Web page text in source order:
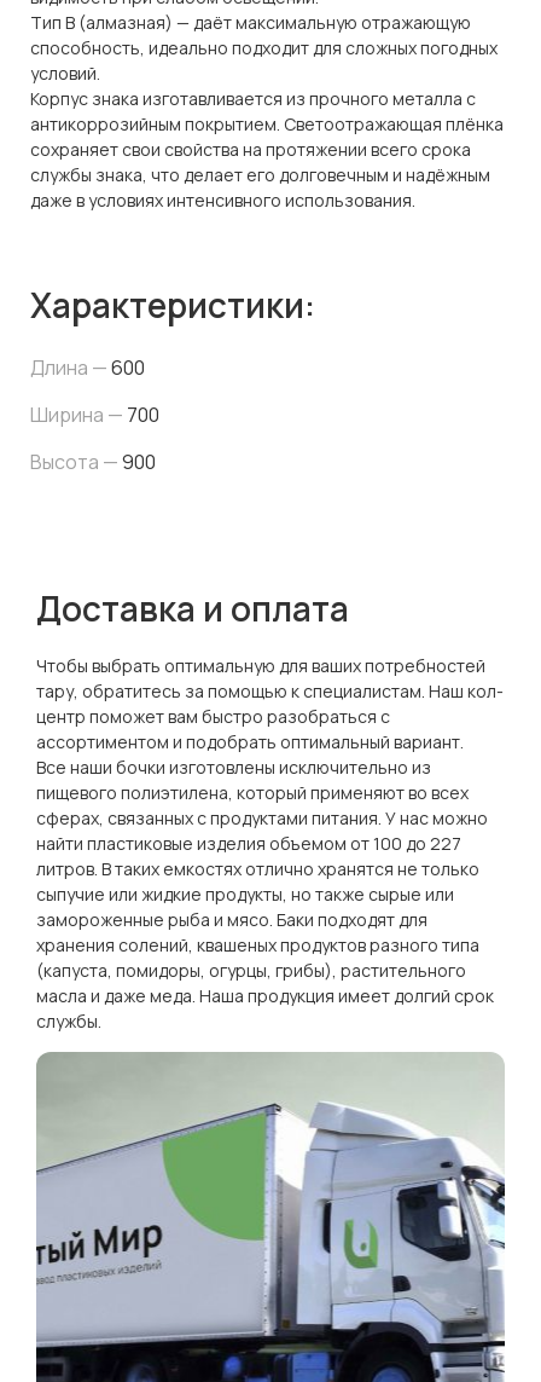
Тип В (алмазная) — даёт максимальную отражающую
способность, идеально подходит для сложных погодных
условий.
Корпус знака изготавливается из прочного металла с
антикоррозийным покрытием. Светоотражающая плёнка
сохраняет свои свойства на протяжении всего срока
службы знака, что делает его долговечным и надёжным
даже в условиях интенсивного использования.
Характеристики:
Длина —600
Ширина — 700
Высота —900
Доставка и оплата
Чтобы выбрать оптимальную для ваших потребностей
тару, обратитесь за помощью к специалистам. Наш кол-
центр поможет вам быстро разобраться с
ассортиментом и подобрать оптимальный вариант.
Все наши бочки изготовлены исключительно из
пищевого полиэтилена, который применяют во всех
сферах, связанных с продуктами питания. У нас можно
найти пластиковые изделия объемом от 100 до 227
литров. В таких емкостях отлично хранятся не только
сыпучие или жидкие продукты, но также сырые или
замороженные рыба и мясо. Баки подходят для
хранения солений, квашеных продуктов разного типа
(капуста, помидоры, огурцы, грибы), растительного
масла и даже меда. Наша продукция имеет долгий срок
службы.